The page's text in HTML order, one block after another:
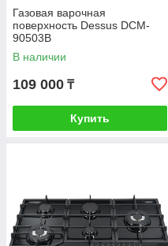
Газовая варочная
поверхность Dessus DCM-
90503B
В наличии
109 000 ₸
Купить